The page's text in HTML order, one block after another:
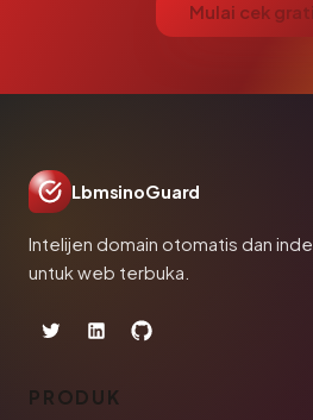
Mulai cek
LbmsinoGuard
Intelijen domain otomatis dan
untuk web terbuka.
PRODUK